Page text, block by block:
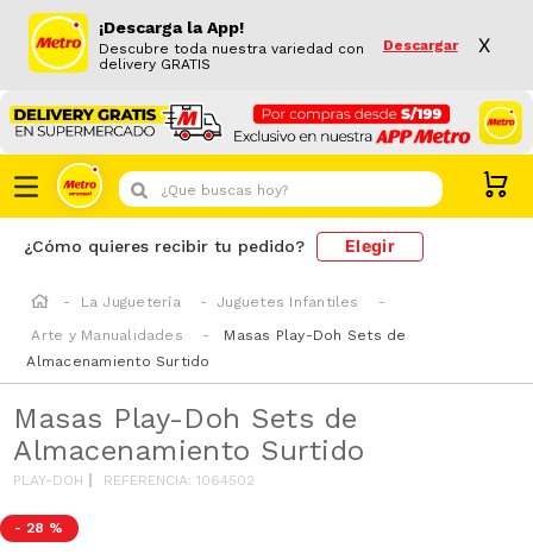
¡Descarga la App!
Descubre toda nuestra variedad con
delivery GRATIS
Descargar X
¿Que buscas hoy?
¿Cómo quieres recibir tu pedido? Elegir
La Juguetería
Juguetes Infantiles
Arte y Manualidades
Masas Play-Doh Sets de
Almacenamiento Surtido
Masas Play-Doh Sets de
Almacenamiento Surtido
PLAY-DOH REFERENCIA:1064502
- 28 %